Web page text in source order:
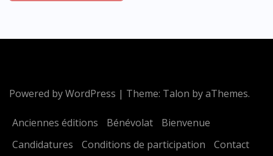
Powered by WordPress | Theme: Talon by aThemes.
Anciennes éditions Bénévolat
Bienvenue
Candidatures
Conditions de participation Contact